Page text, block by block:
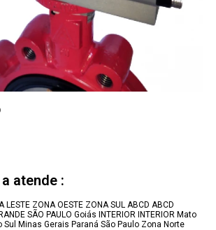
atende :
LESTE ZONA OESTE ZONA SUL ABCD ABCD
SÃO PAULO Goiás INTERIOR INTERIOR Mato
Minas Gerais Paraná São Paulo Zona Norte